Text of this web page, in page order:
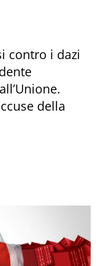
contro i dazi
della